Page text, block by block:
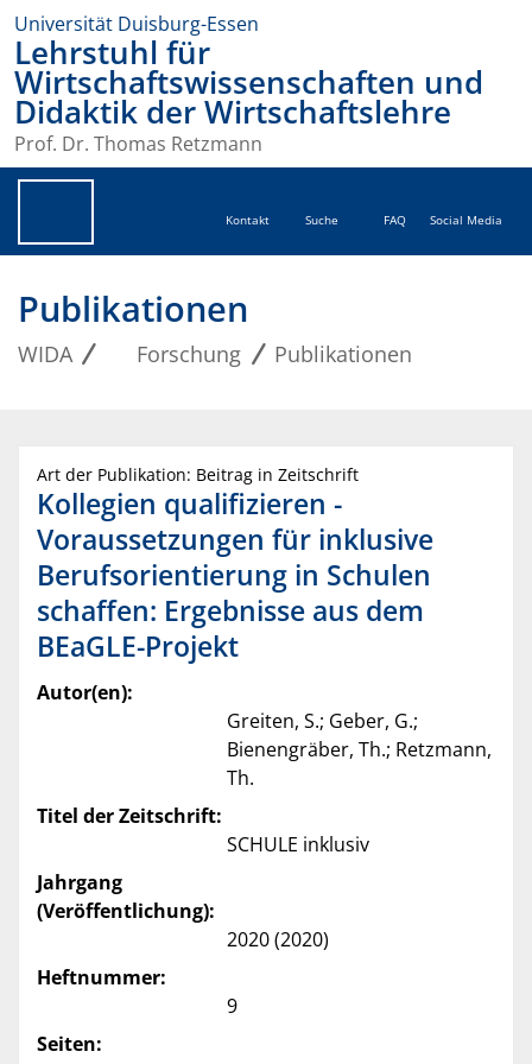
Universität Duisburg-Essen
Lehrstuhl für
Wirtschaftswissenschaften und
Didaktik der Wirtschaftslehre
Prof. Dr. Thomas Retzmann
Kontakt Suche FAQ Social Media
Publikationen
WIDA Forschung Publikationen
Art der Publikation: Beitrag in Zeitschrift
Kollegien qualifizieren -
Voraussetzungen für inklusive
Berufsorientierung in Schulen
schaffen: Ergebnisse aus dem
BEaGLE-Projekt
Autor(en):
Greiten, S.; Geber, G.;
Bienengräber, Th.; Retzmann,
Th.
Titel der Zeitschrift:
SCHULE inklusiv
Jahrgang
(Veröffentlichung):
2020 (2020)
Heftnummer:
9
Seiten: